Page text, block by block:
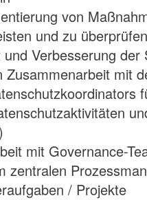
von
und zu überprüfen
Verbesserung der
mit
mit Governance-
zentralen
/ Projekte